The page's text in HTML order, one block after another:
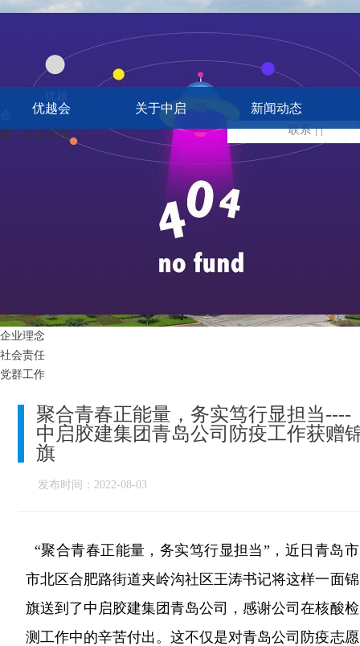
优越会 关于中启 新闻动态
联系 | |
> 文化视
窗 > 社会责任
企业理念
社会责任
党群工作
聚合青春正能量，务实笃行显担当----
中启胶建集团青岛公司防疫工作获赠
旗
发布时间：2022-08-03
“聚合青春正能量，务实笃行显担当”，近日青岛市
市北区合肥路街道夹岭沟社区王涛书记将这样一面锦
旗送到了中启胶建集团青岛公司，感谢公司在核酸检
测工作中的辛苦付出。这不仅是对青岛公司防疫志愿